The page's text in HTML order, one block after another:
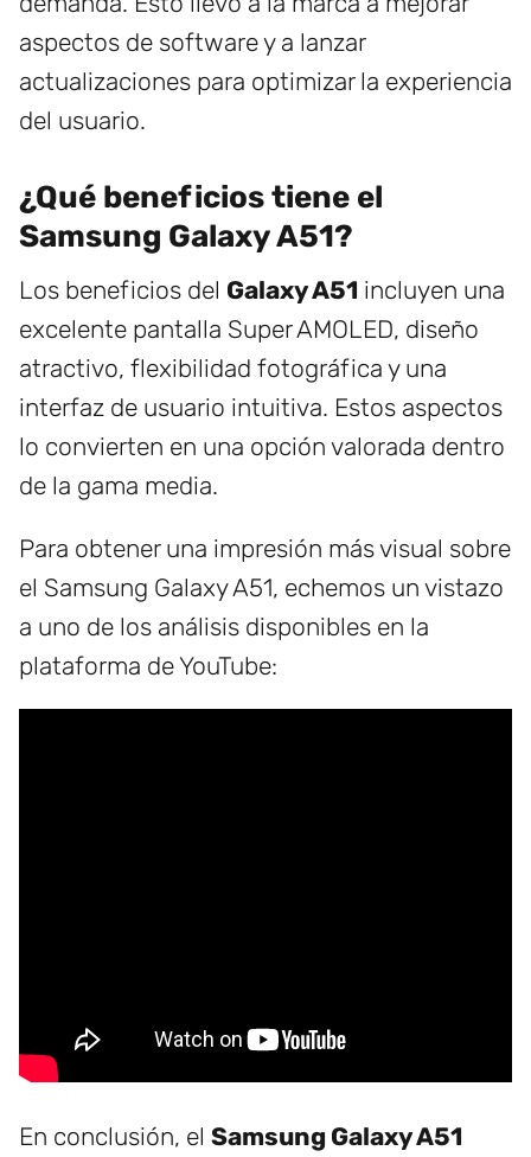
aspectos de software y a lanzar
actualizaciones para optimizar la experiencia
del usuario.
¿Qué beneficios tiene el
Samsung Galaxy A51?
Los beneficios del Galaxy A51 incluyen una
excelente pantalla Super AMOLED, diseño
atractivo, flexibilidad fotográfica y una
interfaz de usuario intuitiva. Estos aspectos
lo convierten en una opción valorada dentro
de la gama media.
Para obtener una impresión más visual sobre
el Samsung Galaxy A51, echemos un vistazo
a uno de los análisis disponibles en la
plataforma de YouTube:
En conclusión, el Samsung Galaxy A51